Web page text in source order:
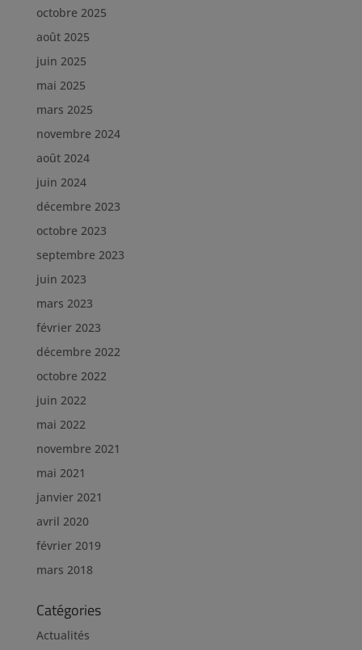
octobre 2025
août 2025
juin 2025
mai 2025
mars 2025
novembre 2024
août 2024
juin 2024
décembre 2023
octobre 2023
septembre 2023
juin 2023
mars 2023
février 2023
décembre 2022
octobre 2022
juin 2022
mai 2022
novembre 2021
mai 2021
janvier 2021
avril 2020
février 2019
mars 2018
Catégories
Actualités